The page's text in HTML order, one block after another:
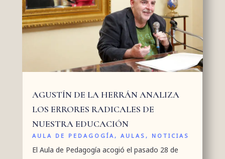
AGUSTÍN DE LA HERRÁN ANALIZA
LOS ERRORES RADICALES DE
NUESTRA EDUCACIÓN
AULA DE PEDAGOGÍA, AULAS, NOTICIAS
El Aula de Pedagogía acogió el pasado 28 de